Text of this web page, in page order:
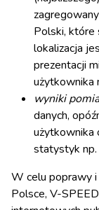
Polski, które
lokalizacja
prezentacji
użytkownika
wyniki
danych,
użytkownika
statystyk np.
W celu poprawy i
Polsce, V-